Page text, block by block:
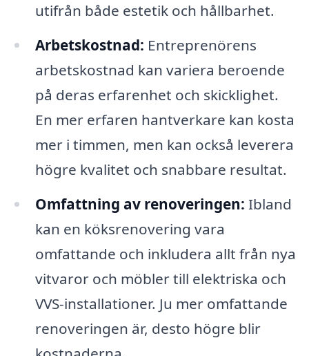
utifrån både estetik och hållbarhet.
Arbetskostnad: Entreprenörens
arbetskostnad kan variera beroende
på deras erfarenhet och skicklighet.
En mer erfaren hantverkare kan kosta
mer i timmen, men kan också leverera
högre kvalitet och snabbare resultat.
Omfattning av renoveringen: Ibland
kan en köksrenovering vara
omfattande och inkludera allt från nya
vitvaror och möbler till elektriska och
VVS-installationer. Ju mer omfattande
renoveringen är, desto högre blir